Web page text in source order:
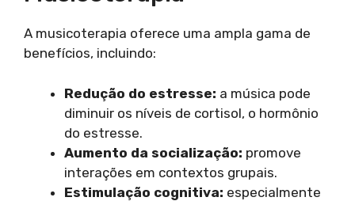
A musicoterapia oferece uma ampla gama de
benefícios, incluindo:
Redução do estresse: a música pode
diminuir os níveis de cortisol, o hormônio
do estresse.
Aumento da socialização: promove
interações em contextos grupais.
Estimulação cognitiva: especialmente